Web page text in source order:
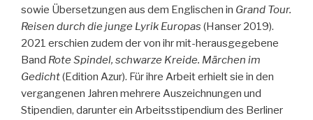
sowie Übersetzungen aus dem Englischen in Grand Tour.
Reisen durch die junge Lyrik Europas (Hanser 2019).
2021 erschien zudem der von ihr mit-herausgegebene
Band Rote Spindel, schwarze Kreide. Märchen im
Gedicht(Edition Azur). Für ihre Arbeit erhielt sie in den
vergangenen Jahren mehrere Auszeichnungen und
Stipendien, darunter ein Arbeitsstipendium des Berliner